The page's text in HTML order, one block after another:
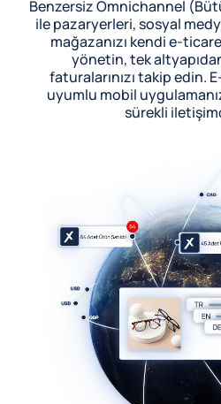
Benzersiz Omnichannel
ile pazaryerleri, sosyal
mağazanızı kendi e-
yönetin, tek
faturalarınızı takip edin.
uyumlu mobil
sürekli